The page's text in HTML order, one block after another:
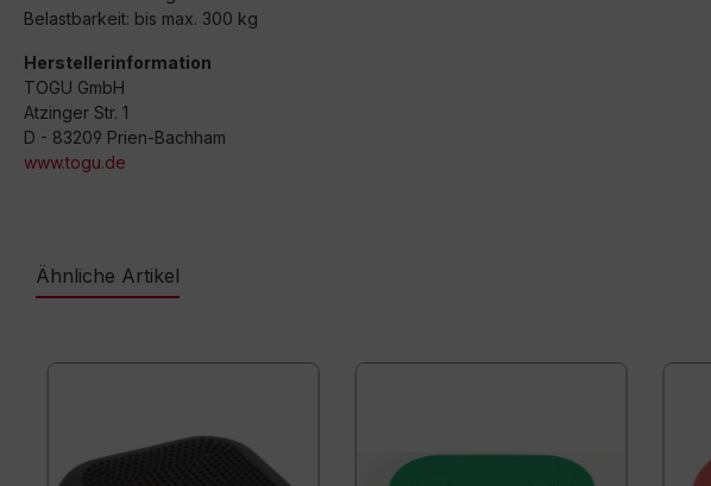
Belastbarkeit: bis max. 300 kg
Herstellerinformation
TOGU GmbH
Atzinger Str. 1
D - 83209 Prien-Bachham
www.togu.de
Ähnliche Artikel